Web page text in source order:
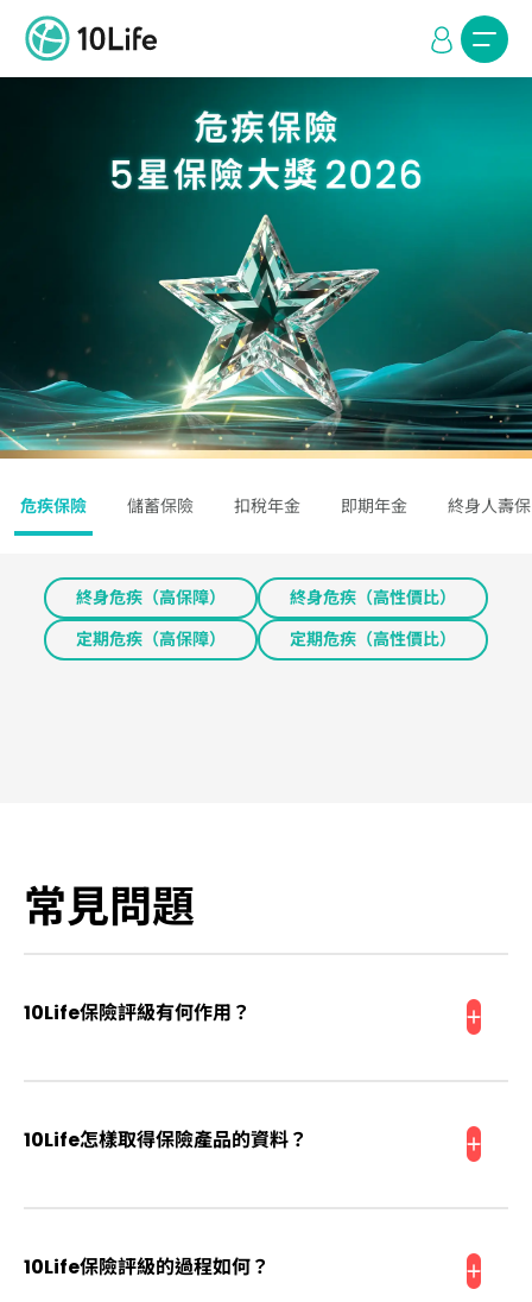
危疾保險 儲蓄保險 扣稅年金 即期年金 終身人壽
終身危疾（高保障）
終身危疾（高性價比）
定期危疾（高保障）
定期危疾（高性價比）
常見問題
10Life保險評級有何作用？
重銷售，欠缺統一的格式來披露重要的產品資料，令消費
者難以比較。有見及此，10Life訂立統一量度的標準，比
易比較保險產品，作出決定。
10Life怎樣取得保險產品的資料？
得保險產品的資料，包括但不限於保險公司的官方網站、
持牌保險顧問﹙代理及經紀﹚、或直接從保險公司得到有
10Life保險評級的過程如何？